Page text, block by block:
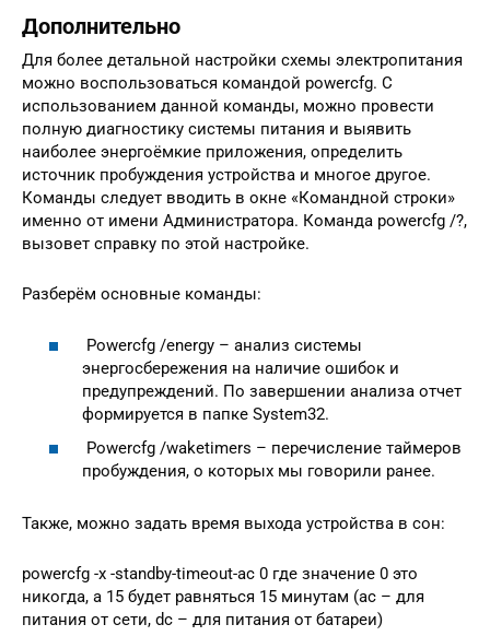
Дополнительно
Для более детальной настройки схемы электропитания
можно воспользоваться командой powercfg. С
использованием данной команды, можно провести
полную диагностику системы питания и выявить
наиболее энергоёмкие приложения, определить
источник пробуждения устройства и многое другое.
Команды следует вводить в окне «Командной строки»
именно от имени Администратора. Команда powercfg /?,
вызовет справку по этой настройке.
Разберём основные команды:
Powercfg /energy – анализ системы
энергосбережения на наличие ошибок и
предупреждений. По завершении анализа отчет
формируется в папке System32.
Powercfg /waketimers – перечисление таймеров
пробуждения, о которых мы говорили ранее.
Также, можно задать время выхода устройства в сон:
powercfg -x -standby-timeout-ac 0 где значение 0 это
никогда, а 15 будет равняться 15 минутам (ac – для
питания от сети, dc – для питания от батареи)